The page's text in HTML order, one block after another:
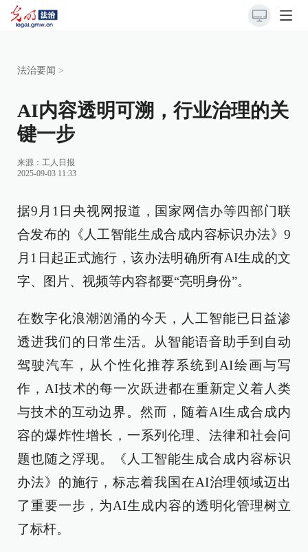
法治要闻 >
AI内容透明可溯，行业治理的关
键一步
来源： 工人日报
2025-09-03 11:33
据9月1日央视网报道，国家网信办等四部门联
合发布的《人工智能生成合成内容标识办法》9
月1日起正式施行，该办法明确所有AI生成的文
字、图片、视频等内容都要“亮明身份”。
在数字化浪潮汹涌的今天，人工智能已日益渗
透进我们的日常生活。从智能语音助手到自动
驾驶汽车，从个性化推荐系统到AI绘画与写
作，AI技术的每一次跃进都在重新定义着人类
与技术的互动边界。然而，随着AI生成合成内
容的爆炸性增长，一系列伦理、法律和社会问
题也随之浮现。《人工智能生成合成内容标识
办法》的施行，标志着我国在AI治理领域迈出
了重要一步，为AI生成内容的透明化管理树立
了标杆。